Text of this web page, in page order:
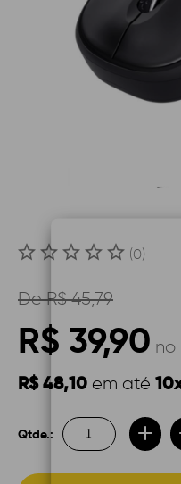
(0)
DeR$ 45,79
R$ 39,90 no
R$ 48,10 em até
Qtde.: